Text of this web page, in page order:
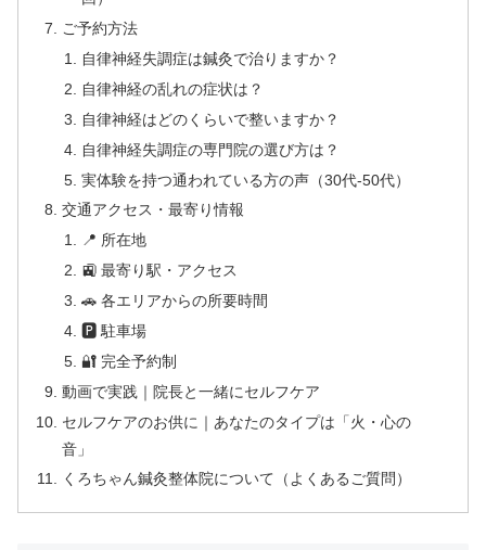
ご予約方法
自律神経失調症は鍼灸で治りますか？
自律神経の乱れの症状は？
自律神経はどのくらいで整いますか？
自律神経失調症の専門院の選び方は？
実体験を持つ通われている方の声（30代-50代）
交通アクセス・最寄り情報
📍 所在地
🚉 最寄り駅・アクセス
🚗 各エリアからの所要時間
🅿 駐車場
🔐 完全予約制
動画で実践｜院長と一緒にセルフケア
セルフケアのお供に｜あなたのタイプは「火・心の
音」
くろちゃん鍼灸整体院について（よくあるご質問）